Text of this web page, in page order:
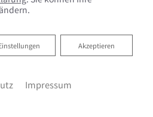
Akzeptieren
Impressum